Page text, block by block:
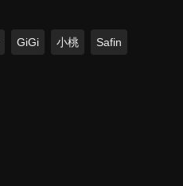
GiGi 小桃 Safin